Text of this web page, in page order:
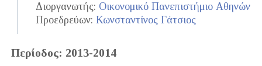
Διοργανωτής: Οικονομικό Πανεπιστήμιο Αθηνών
Προεδρεύων: Κωνσταντίνος Γάτσιος
Περίοδος: 2013-2014